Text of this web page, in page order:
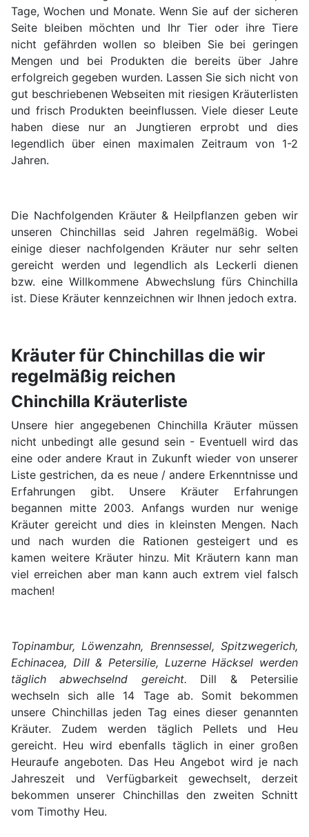
Tage, Wochen und Monate. Wenn Sie auf der sicheren
Seite bleiben möchten und Ihr Tier oder ihre Tiere
nicht gefährden wollen so bleiben Sie bei geringen
Mengen und bei Produkten die bereits über Jahre
erfolgreich gegeben wurden. Lassen Sie sich nicht von
gut beschriebenen Webseiten mit riesigen Kräuterlisten
und frisch Produkten beeinflussen. Viele dieser Leute
haben diese nur an Jungtieren erprobt und dies
legendlich über einen maximalen Zeitraum von 1-2
Jahren.
Die Nachfolgenden Kräuter & Heilpflanzen geben wir
unseren Chinchillas seid Jahren regelmäßig. Wobei
einige dieser nachfolgenden Kräuter nur sehr selten
gereicht werden und legendlich als Leckerli dienen
bzw. eine Willkommene Abwechslung fürs Chinchilla
ist. Diese Kräuter kennzeichnen wir Ihnen jedoch extra.
Kräuter für Chinchillas die wir
regelmäßig reichen
Chinchilla Kräuterliste
Unsere hier angegebenen Chinchilla Kräuter müssen
nicht unbedingt alle gesund sein - Eventuell wird das
eine oder andere Kraut in Zukunft wieder von unserer
Liste gestrichen, da es neue / andere Erkenntnisse und
Erfahrungen gibt. Unsere Kräuter Erfahrungen
begannen mitte 2003. Anfangs wurden nur wenige
Kräuter gereicht und dies in kleinsten Mengen. Nach
und nach wurden die Rationen gesteigert und es
kamen weitere Kräuter hinzu. Mit Kräutern kann man
viel erreichen aber man kann auch extrem viel falsch
machen!
Topinambur, Löwenzahn, Brennsessel, Spitzwegerich,
Echinacea, Dill & Petersilie, Luzerne Häcksel werden
täglich abwechselnd gereicht. Dill & Petersilie
wechseln sich alle 14 Tage ab. Somit bekommen
unsere Chinchillas jeden Tag eines dieser genannten
Kräuter. Zudem werden täglich Pellets und Heu
gereicht. Heu wird ebenfalls täglich in einer großen
Heuraufe angeboten. Das Heu Angebot wird je nach
Jahreszeit und Verfügbarkeit gewechselt, derzeit
bekommen unserer Chinchillas den zweiten Schnitt
vom Timothy Heu.